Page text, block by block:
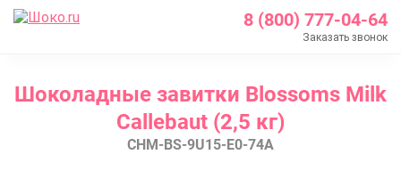
8 (800) 777-04-64
Заказать звонок
Каталог
Шоколад Barry Callebaut
Шоколадные декоры
Шоколадные завитки Blossoms Milk
Callebaut (2,5 кг)
CHM-BS-9U15-E0-74A